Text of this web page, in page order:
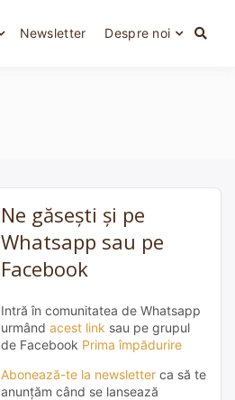
Newsletter Despre noi
Ne găsești și pe
Whatsapp sau pe
Facebook
Intră în comunitatea de Whatsapp
urmând acest link sau pe grupul
de Facebook Prima împădurire
Abonează-te la newsletter ca să te
anunțăm când se lansează